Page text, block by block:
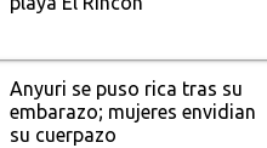
Anyuri se puso rica tras su
embarazo; mujeres envidian
su cuerpazo